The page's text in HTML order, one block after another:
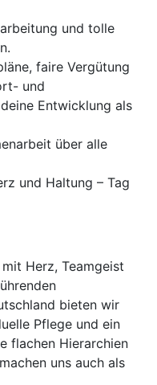
und tolle
faire Vergütung
und
Entwicklung als
über alle
und Haltung – Tag
Herz, Teamgeist
bieten wir
Pflege und ein
flachen Hierarchien
uns auch als